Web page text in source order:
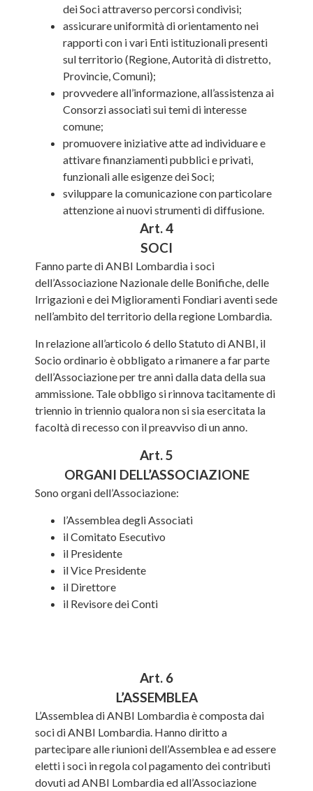
dei Soci attraverso percorsi condivisi;
assicurare uniformità di orientamento nei
rapporti con i vari Enti istituzionali presenti
sul territorio (Regione, Autorità di distretto,
Provincie, Comuni);
provvedere all’informazione, all’assistenza ai
Consorzi associati sui temi di interesse
comune;
promuovere iniziative atte ad individuare e
attivare finanziamenti pubblici e privati,
funzionali alle esigenze dei Soci;
sviluppare la comunicazione con particolare
attenzione ai nuovi strumenti di diffusione.
Art. 4
SOCI
Fanno parte di ANBI Lombardia i soci
dell’Associazione Nazionale delle Bonifiche, delle
Irrigazioni e dei Miglioramenti Fondiari aventi sede
nell’ambito del territorio della regione Lombardia.
In relazione all’articolo 6 dello Statuto di ANBI, il
Socio ordinario è obbligato a rimanere a far parte
dell’Associazione per tre anni dalla data della sua
ammissione. Tale obbligo si rinnova tacitamente di
triennio in triennio qualora non si sia esercitata la
facoltà di recesso con il preavviso di un anno.
Art. 5
ORGANI DELL’ASSOCIAZIONE
Sono organi dell’Associazione:
l’Assemblea degli Associati
il Comitato Esecutivo
il Presidente
il Vice Presidente
il Direttore
il Revisore dei Conti
Art. 6
L’ASSEMBLEA
L’Assemblea di ANBI Lombardia è composta dai
soci di ANBI Lombardia. Hanno diritto a
partecipare alle riunioni dell’Assemblea e ad essere
eletti i soci in regola col pagamento dei contributi
dovuti ad ANBI Lombardia ed all’Associazione